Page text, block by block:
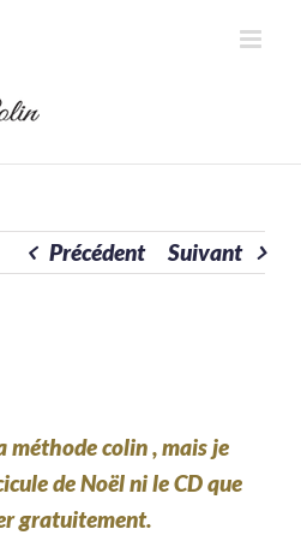
Précédent Suivant
méthode colin , mais je
de Noël ni le CD que
gratuitement.